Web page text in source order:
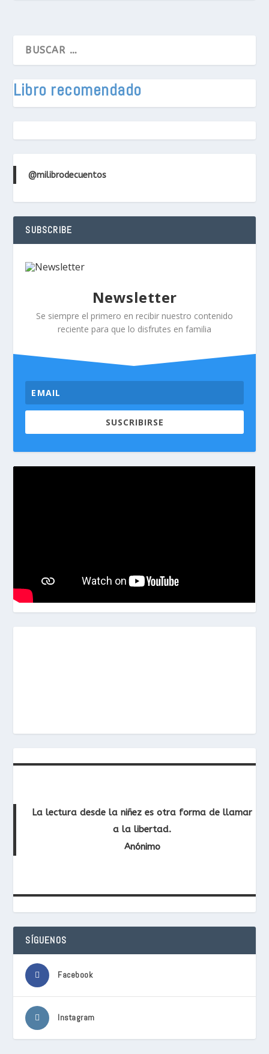
Libro recomendado
@milibrodecuentos
SUBSCRIBE
Newsletter
Se siempre el primero en recibir nuestro contenido
reciente para que lo disfrutes en familia
SUSCRIBIRSE
La lectura desde la niñez es otra forma de llamar
a la libertad.
Anónimo
SÍGUENOS
Facebook
Instagram